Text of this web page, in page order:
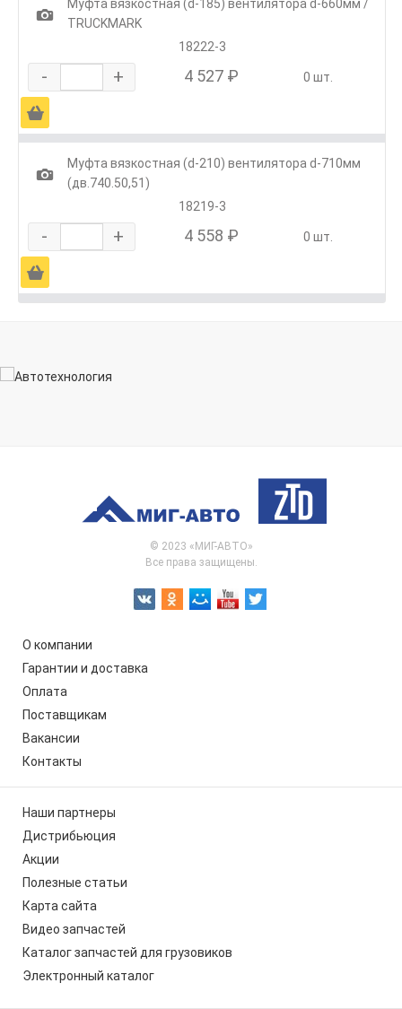
1
Муфта вязкостная (d-185) вентилятора d-660мм /
TRUCKMARK
18222-3
- + 4 527 ₽ 0 шт.
Ä
1
Муфта вязкостная (d-210) вентилятора d-710мм
(дв.740.50,51)
18219-3
- + 4 558 ₽ 0 шт.
Ä
© 2023 «МИГ-АВТО»
Все права защищены.
О компании
Гарантии и доставка
Оплата
Поставщикам
Вакансии
Контакты
Наши партнеры
Дистрибьюция
Акции
Полезные статьи
Карта сайта
Видео запчастей
Каталог запчастей для грузовиков
Электронный каталог